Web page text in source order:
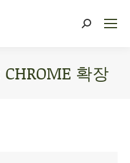
CHROME 확장